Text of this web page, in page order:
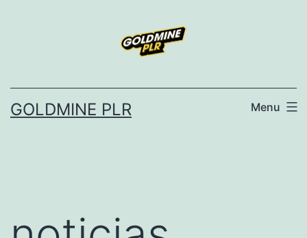
GOLDMINE PLR Menu